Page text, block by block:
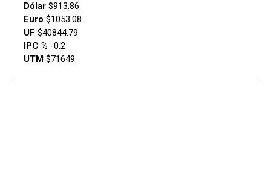
Dólar$913.86
Euro $1053.08
UF $40844.79
IPC % -0.2
UTM$71649